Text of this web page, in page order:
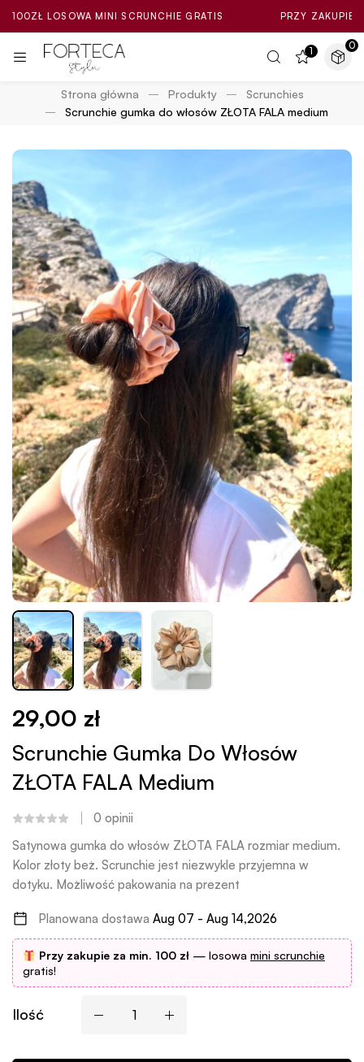
MINI SCRUNCHIE GRATIS PRZY ZAKUPIE ZA MIN.
1 0
Strona główna Produkty
Scrunchies
Scrunchie gumka do włosów ZŁOTA FALA medium
29,00 zł
Scrunchie Gumka Do Włosów
ZŁOTA FALA Medium
0 opinii
Satynowa gumka do włosów ZŁOTA FALA rozmiar medium.
Kolor złoty beż. Scrunchie jest niezwykle przyjemna w
dotyku. Możliwość pakowania na prezent
Planowana dostawa Aug 07 - Aug 14,2026
Przy zakupie za min. 100 zł— losowa mini scrunchie
gratis!
Ilość